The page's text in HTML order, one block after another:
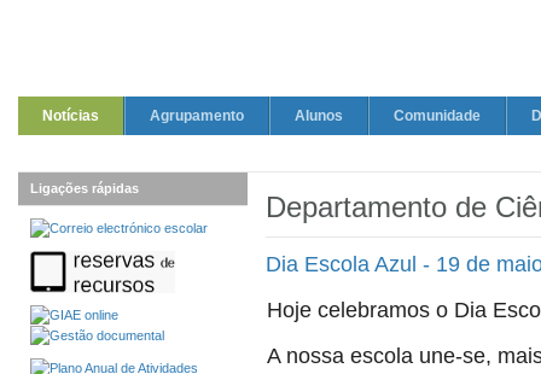
Notícias Agrupamento Alunos Comunidade
Departamento de
Dia Escola Azul - 19 de
Hoje celebramos o Dia
A nossa escola une-se,
Ligações rápidas